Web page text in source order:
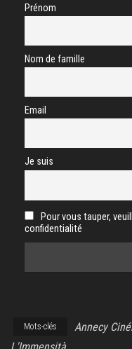
Prénom
Nom de famille
Email
Je suis
Pour vous tauper,
confidentialité
Mots-clés Annecy